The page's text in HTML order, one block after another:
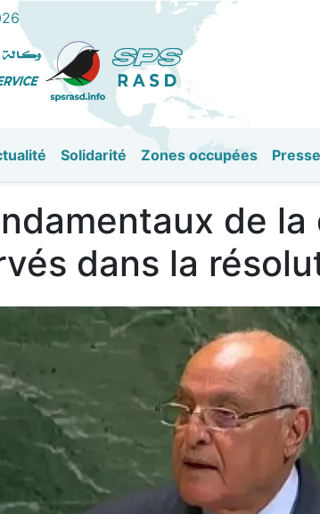
Solidarité Zones occupées Presse
de
dans la